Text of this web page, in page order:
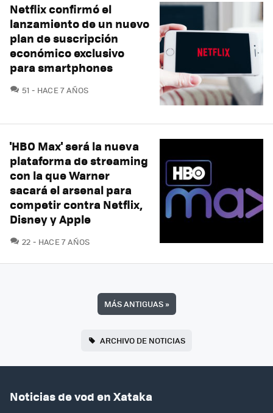
Netflix confirmó el
lanzamiento de un nuevo
plan de suscripción
económico exclusivo
para smartphones
51 COMENTARIOS
HACE 7 AÑOS
'HBO Max' será la nueva
plataforma de streaming
con la que Warner
sacará el arsenal para
competir contra Netflix,
Disney y Apple
22 COMENTARIOS
HACE 7 AÑOS
MÁS ANTIGUAS»
ARCHIVO DE NOTICIAS
Noticias de vod en Xataka